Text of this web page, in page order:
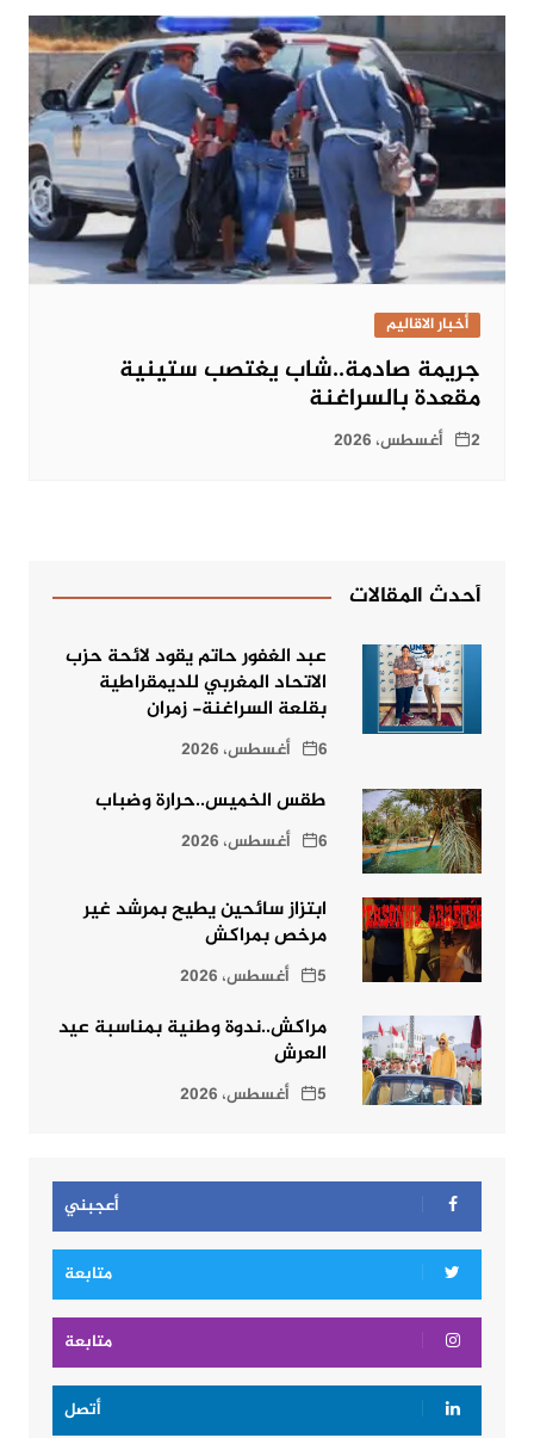
أخبار الاقاليم
جريمة صادمة..شاب يغتصب ستينية
مقعدة بالسراغنة
2 أغسطس، 2026
أحدث المقالات
عبد الغفور حاتم يقود لائحة حزب
الاتحاد المغربي للديمقراطية
بقلعة السراغنة- زمران
6 أغسطس، 2026
طقس الخميس..حرارة وضباب
6 أغسطس، 2026
ابتزاز سائحين يطيح بمرشد غير
مرخص بمراكش
5 أغسطس، 2026
مراكش..ندوة وطنية بمناسبة عيد
العرش
5 أغسطس، 2026
أعجبني
متابعة
متابعة
أتصل